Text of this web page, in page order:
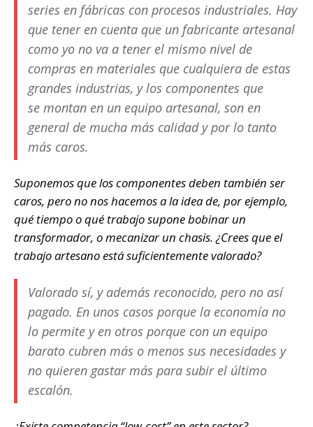
series en fábricas con procesos industriales. Hay
que tener en cuenta que un fabricante artesanal
como yo no va a tener el mismo nivel de
compras en materiales que cualquiera de estas
grandes industrias, y los componentes que
se montan en un equipo artesanal, son en
general de mucha más calidad y por lo tanto
más caros.
Suponemos que los componentes deben también ser
caros, pero no nos hacemos a la idea de, por ejemplo,
qué tiempo o qué trabajo supone bobinar un
transformador, o mecanizar un chasis. ¿Crees que el
trabajo artesano está suficientemente valorado?
Valorado sí, y además reconocido, pero no así
pagado. En unos casos porque la economía no
lo permite y en otros porque con un equipo
barato cubren más o menos sus necesidades y
no quieren gastar más para subir el último
escalón.